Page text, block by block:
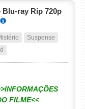
Blu-ray Rip 720p
Suspense
FILME<<